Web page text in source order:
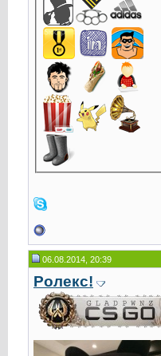
06.08.2014, 20:39
Ролекс!